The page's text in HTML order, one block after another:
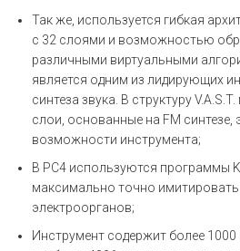
Так же, используется гибкая
с 32 слоями и возможностью
различными виртуальными
является одним из лидирующих
синтеза звука. В структуру
слои, основанные на FM синтезе,
возможности инструмента;
В PC4 используются программы
максимально точно имитировать
электроорганов;
Инструмент содержит более